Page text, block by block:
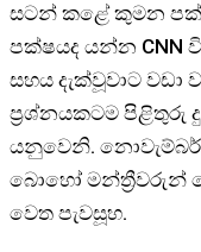
සටන් කළේ කුමන
පක්ෂයද යන්න CNN
සහය දැක්වූවාට වඩා
ප්‍රශ්නයකටම පිළිතුරු
යනුවෙනි. නොවැම්බර්
බොහෝ මන්ත්‍රීවරුන්
වෙත පැවසූහ.